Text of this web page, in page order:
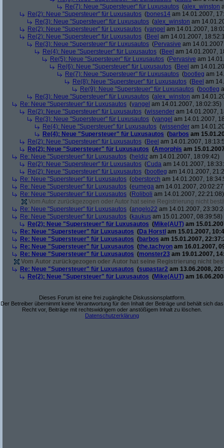
Re(7): Neue "Supersteuer" für Luxusautos (alex_winston
Re(2): Neue "Supersteuer" für Luxusautos (bones14 am 14.01.2007,
Re(3): Neue "Supersteuer" für Luxusautos (alex_winston am
Re(2): Neue "Supersteuer" für Luxusautos (yangel am 14.01.2007,
Re(2): Neue "Supersteuer" für Luxusautos (Beel am 14.01.2007,
Re(3): Neue "Supersteuer" für Luxusautos (Pervasive am
Re(4): Neue "Supersteuer" für Luxusautos (Beel am 14.01.2007,
Re(5): Neue "Supersteuer" für Luxusautos (Pervasive am
Re(6): Neue "Supersteuer" für Luxusautos (Beel am
Re(7): Neue "Supersteuer" für Luxusautos (bootleg am
Re(8): Neue "Supersteuer" für Luxusautos (Beel am
Re(9): Neue "Supersteuer" für Luxusautos (bootleg
Re(3): Neue "Supersteuer" für Luxusautos (alex_winston am
Re: Neue "Supersteuer" für Luxusautos (yangel am 14.01.2007, 18:02:35)
Re(2): Neue "Supersteuer" für Luxusautos (wissender am 14.01.2007,
Re(3): Neue "Supersteuer" für Luxusautos (yangel am 14.01.2007,
Re(4): Neue "Supersteuer" für Luxusautos (wissender am
Re(4): Neue "Supersteuer" für Luxusautos (barbos am
Re(2): Neue "Supersteuer" für Luxusautos (Beel am 14.01.2007,
Re(2): Neue "Supersteuer" für Luxusautos (Amorphis am
Re: Neue "Supersteuer" für Luxusautos (heldiz am 14.01.2007, 18:09:42)
Re(2): Neue "Supersteuer" für Luxusautos (Cuda am 14.01.2007,
Re(2): Neue "Supersteuer" für Luxusautos (bootleg am 14.01.2007,
Re: Neue "Supersteuer" für Luxusautos (oberstorch am 14.01.2007,
Re: Neue "Supersteuer" für Luxusautos (eumega am 14.01.2007,
Re: Neue "Supersteuer" für Luxusautos (Roliboli am 14.01.2007, 22:21:08)
Vom Autor zurückgezogen oder Autor hat seine Registrierung nicht
Re: Neue "Supersteuer" für Luxusautos (angelo22 am 14.01.2007,
Re: Neue "Supersteuer" für Luxusautos (kaukus am 15.01.2007, 08:39:58)
Re(2): Neue "Supersteuer" für Luxusautos (Mike(AUT) am
Re: Neue "Supersteuer" für Luxusautos (Da Horstl am 15.01.2007,
Re: Neue "Supersteuer" für Luxusautos (barbos am 15.01.2007,
Re: Neue "Supersteuer" für Luxusautos (the.tachyon am 16.01.2007,
Re: Neue "Supersteuer" für Luxusautos (monster23 am 19.01.2007,
Vom Autor zurückgezogen oder Autor hat seine Registrierung nicht
Re: Neue "Supersteuer" für Luxusautos (supastar2 am 13.06.2008,
Re(2): Neue "Supersteuer" für Luxusautos (Mike(AUT) am
Dieses Forum ist eine frei zugängliche Diskussionsplattform.
Der Betreiber übernimmt keine Verantwortung für den Inhalt der Beiträge und behält sich das
Recht vor, Beiträge mit rechtswidrigem oder anstößigem Inhalt zu löschen.
Datenschutzerklärung